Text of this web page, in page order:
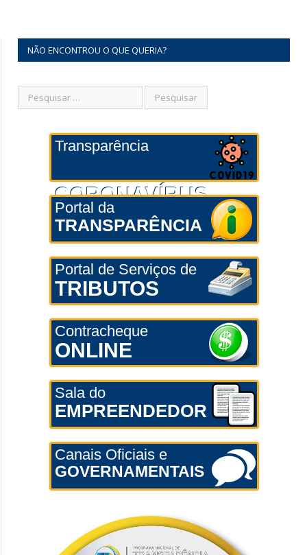
NÃO ENCONTROU O QUE QUERIA?
Transparência
CORONAVÍRUS
Portal da
TRANSPARÊNCIA
Portal de Serviços de
TRIBUTOS
Contracheque
ONLINE
Sala do
EMPREENDEDOR
Canais Oficiais e
GOVERNAMENTAIS